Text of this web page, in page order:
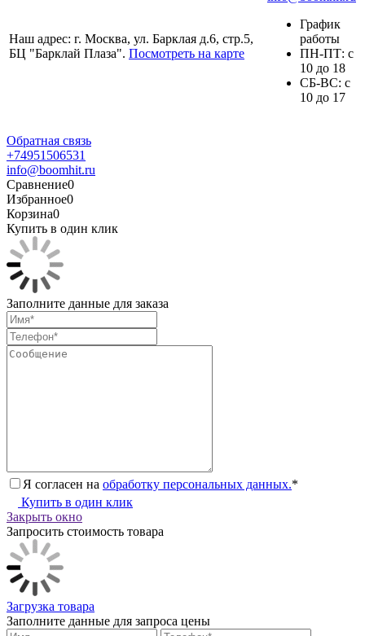
Наш адрес: г. Москва, ул. Барклая д.6, стр.5,
БЦ "Барклай Плаза". Посмотреть на карте
График
работы
ПH-ПТ: с
10 до 18
СБ-ВС: с
10 до 17
Обратная связь
+74951506531
info@boomhit.ru
Сравнение0
Избранное0
Корзина0
Купить в один клик
Заполните данные для заказа
Я согласен на обработку персональных данных.*
Купить в один клик
Закрыть окно
Запросить стоимость товара
Загрузка товара
Заполните данные для запроса цены